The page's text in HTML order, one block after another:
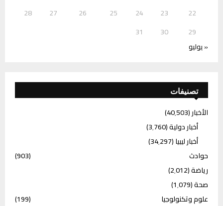
22
23
24
25
26
27
28
29
30
31
« يوليو
تصنيفات
الأخبار(40٬503)
أخبار دولية(3٬760)
أخبار ليبيا(34٬297)
حوادث
(903)
رياضة(2٬012)
صحة(1٬079)
علوم وتكنولوجيا
(199)